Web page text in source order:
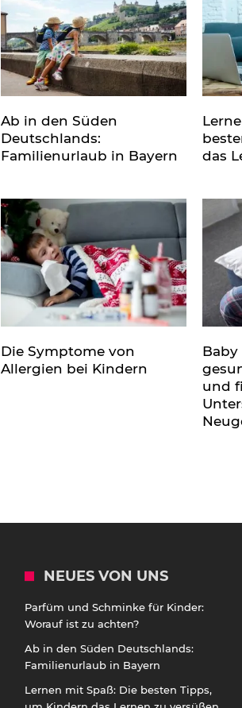
Ab in den Süden
Deutschlands:
Familienurlaub in Bayern
das
Die Symptome von
Allergien bei Kindern
und
NEUES VON UNS
Parfüm und Schminke für Kinder:
Worauf ist zu achten?
Ab in den Süden Deutschlands:
Familienurlaub in Bayern
Lernen mit Spaß: Die besten Tipps,